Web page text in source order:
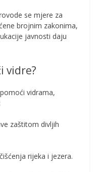
se mjere za
brojnim zakonima,
javnosti daju
vidre?
vidrama,
zaštitom divljih
rijeka i jezera.